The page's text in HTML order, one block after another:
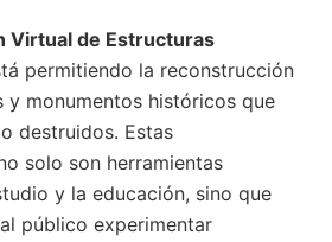
Virtual de Estructuras
permitiendo la reconstrucción
monumentos históricos que
destruidos. Estas
solo son herramientas
y la educación, sino que
público experimentar